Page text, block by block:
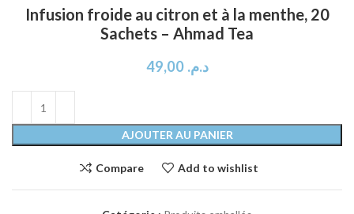
Infusion froide au citron et à la menthe, 20
Sachets – Ahmad Tea
د.م. 49,00
AJOUTER AU PANIER
Compare Add to wishlist